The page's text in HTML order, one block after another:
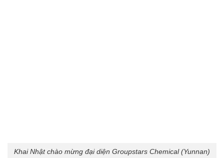
Khai Nhật chào mừng đại diện Groupstars Chemical (Yunnan)